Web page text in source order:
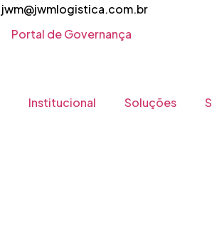
jwm@jwmlogistica.com.br
Portal de Governança
Institucional Soluções